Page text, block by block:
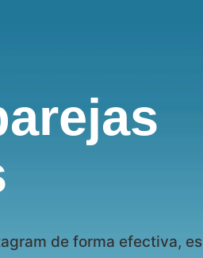
de forma efectiva, es